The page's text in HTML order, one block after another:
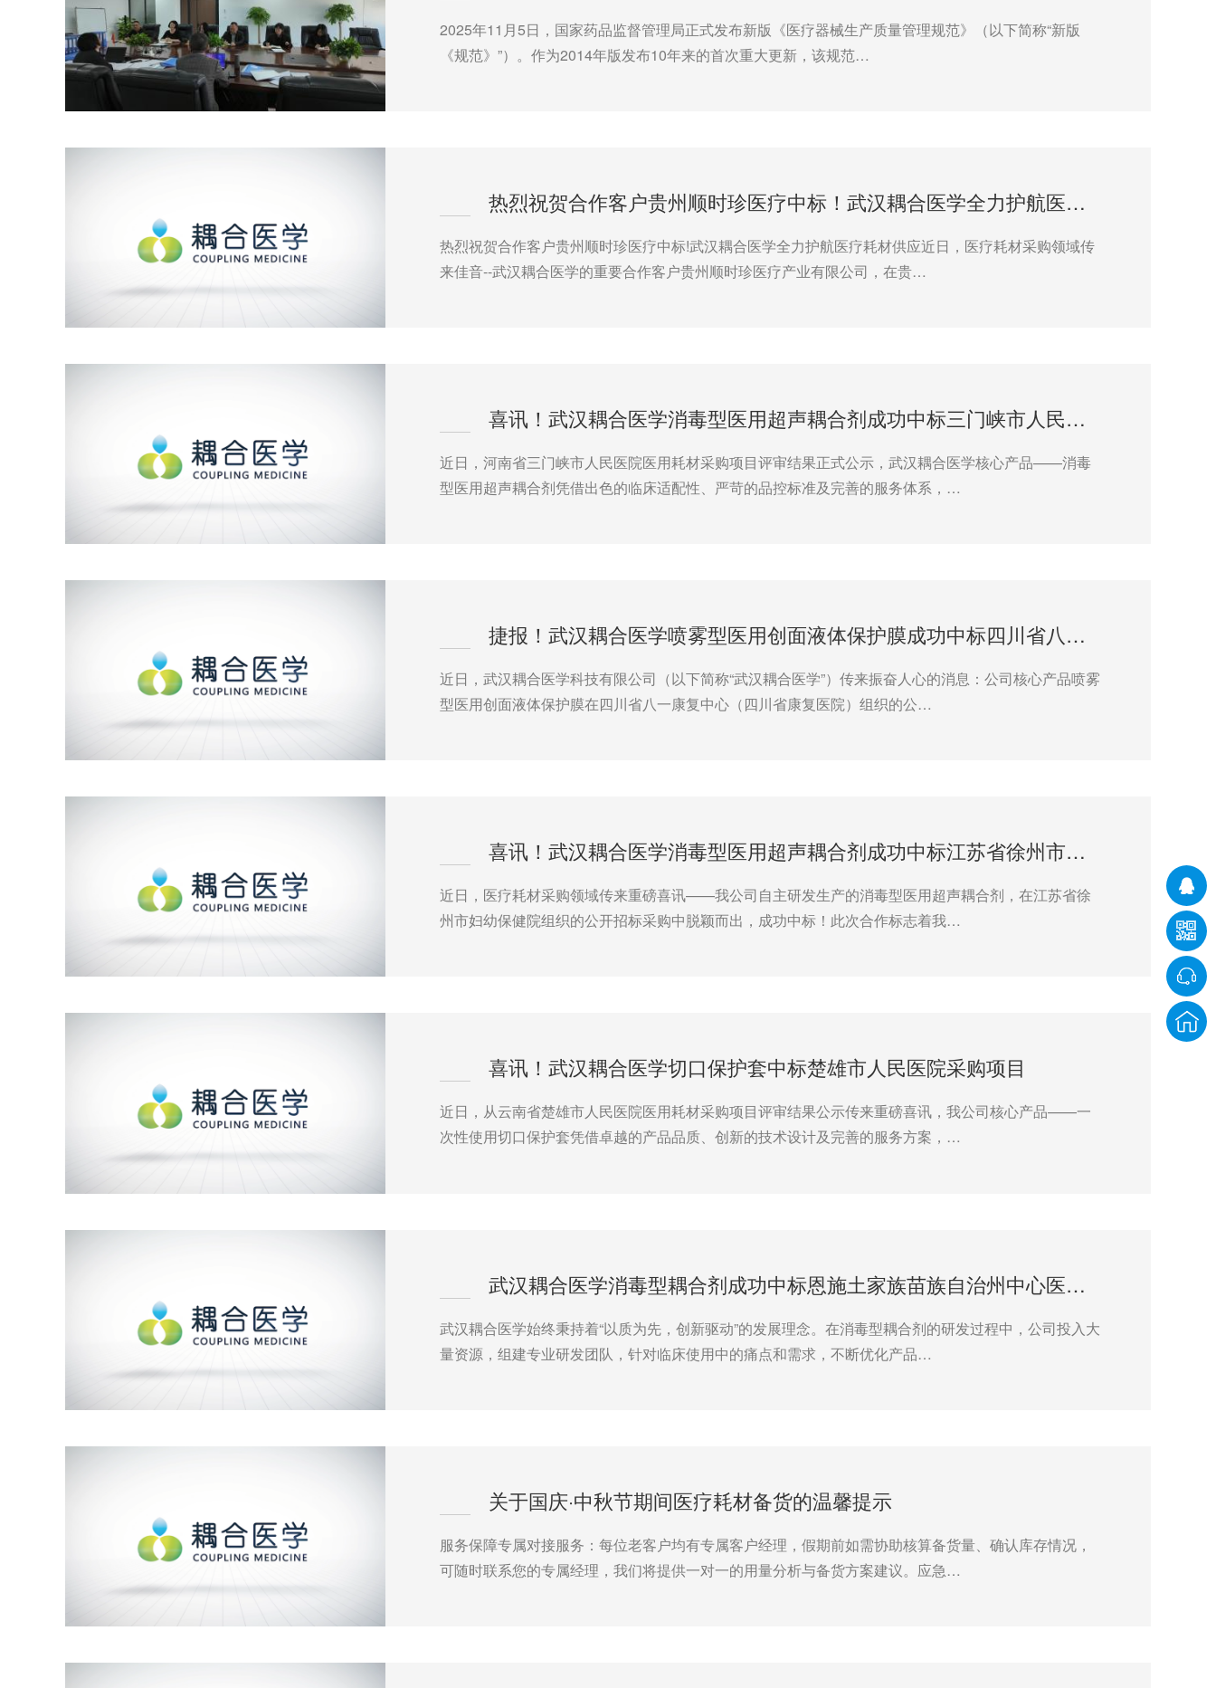
2025年11月5日，国家药品监督管理局正式发布新版《医疗器械生产质量管理规范》（以下简称“新版
《规范》”）。作为2014年版发布10年来的首次重大更新，该规范…
热烈祝贺合作客户贵州顺时珍医疗中标！武汉耦合医学全力护航医疗耗材供应
热烈祝贺合作客户贵州顺时珍医疗中标!武汉耦合医学全力护航医疗耗材供应近日，医疗耗材采购领域传
来佳音--武汉耦合医学的重要合作客户贵州顺时珍医疗产业有限公司，在贵…
喜讯！武汉耦合医学消毒型医用超声耦合剂成功中标三门峡市人民医院采购项目
近日，河南省三门峡市人民医院医用耗材采购项目评审结果正式公示，武汉耦合医学核心产品——消毒
型医用超声耦合剂凭借出色的临床适配性、严苛的品控标准及完善的服务体系，…
捷报！武汉耦合医学喷雾型医用创面液体保护膜成功中标四川省八一康复中心采购项目
近日，武汉耦合医学科技有限公司（以下简称“武汉耦合医学”）传来振奋人心的消息：公司核心产品喷雾
型医用创面液体保护膜在四川省八一康复中心（四川省康复医院）组织的公…
喜讯！武汉耦合医学消毒型医用超声耦合剂成功中标江苏省徐州市妇幼保健院采购项目
近日，医疗耗材采购领域传来重磅喜讯——我公司自主研发生产的消毒型医用超声耦合剂，在江苏省徐
州市妇幼保健院组织的公开招标采购中脱颖而出，成功中标！此次合作标志着我…
喜讯！武汉耦合医学切口保护套中标楚雄市人民医院采购项目
近日，从云南省楚雄市人民医院医用耗材采购项目评审结果公示传来重磅喜讯，我公司核心产品——一
次性使用切口保护套凭借卓越的产品品质、创新的技术设计及完善的服务方案，…
武汉耦合医学消毒型耦合剂成功中标恩施土家族苗族自治州中心医院采购项目
武汉耦合医学始终秉持着“以质为先，创新驱动”的发展理念。在消毒型耦合剂的研发过程中，公司投入大
量资源，组建专业研发团队，针对临床使用中的痛点和需求，不断优化产品…
关于国庆·中秋节期间医疗耗材备货的温馨提示​
服务保障专属对接服务：每位老客户均有专属客户经理，假期前如需协助核算备货量、确认库存情况，
可随时联系您的专属经理，我们将提供一对一的用量分析与备货方案建议。应急…